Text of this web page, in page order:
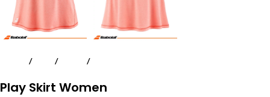
Padel Textile Femmes
Play Skirt Women